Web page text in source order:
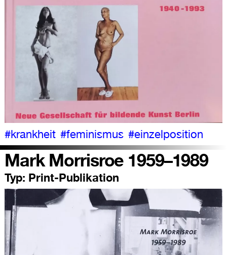
#krankheit #feminismus #einzelposition
Mark Morrisroe 1959–1989
Typ: Print-Publikation